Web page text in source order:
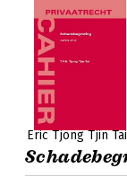
Eric Tjong Tjin Tai